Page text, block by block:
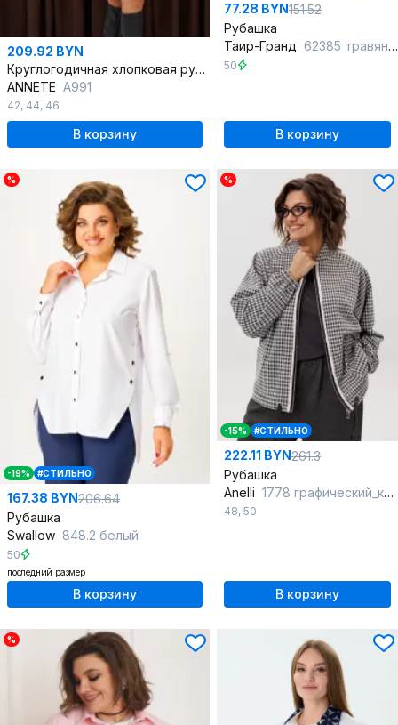
209.92 BYN
Круглогодичная хлопковая рубашка прямого кроя
ANNETE A991
42, 44, 46
В корзину
77.28 BYN151.52
Рубашка
Таир-Гранд 62385 травяной
50
В корзину
%
-19% #СТИЛЬНО
167.38 BYN206.64
Рубашка
Swallow 848.2 белый
50
последний размер
В корзину
%
-15% #СТИЛЬНО
222.11 BYN261.3
Рубашка
Anelli 1778 графический_контраст
48, 50
В корзину
%